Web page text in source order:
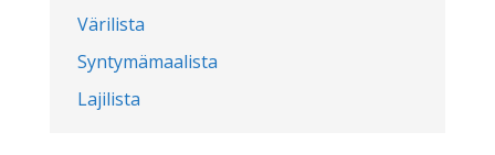
Värilista
Syntymämaalista
Lajilista